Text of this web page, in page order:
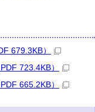
679.3KB）
723.4KB）
665.2KB）